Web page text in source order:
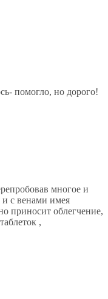
помогло, но дорого!
многое и
и с венами имея
приносит облегчение,
,